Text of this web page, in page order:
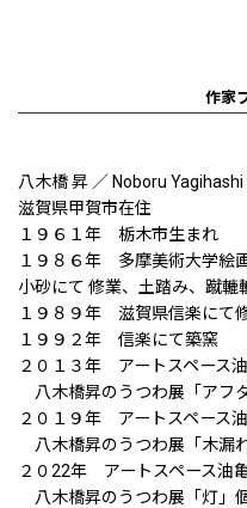
作家
八木橋 昇 ／ Noboru Yagihashi
滋賀県甲賀市在住
１９６１年 栃木市生まれ
１９８６年 多摩美術大学絵
小砂にて 修業、土踏み、蹴轆
１９８９年 滋賀県信楽にて
１９９２年 信楽にて築窯
２０１３年 アートスペース
八木橋昇のうつわ展「アフ
２０１９年 アートスペース
八木橋昇のうつわ展「木漏
２０22年 アートスペース油
八木橋昇のうつわ展「灯」